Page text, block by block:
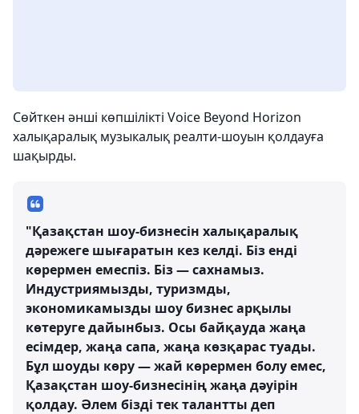
Сөйткен әнші көпшілікті Voice Beyond Horizon
халықаралық музыкалық реалти-шоуын қолдауға
шақырды.
"Қазақстан шоу-бизнесін халықаралық
дәрежеге шығаратын кез келді. Біз енді
көрермен емеспіз. Біз — сахнамыз.
Индустриямызды, туризмды,
экономикамызды шоу бизнес арқылы
көтеруге дайынбыз. Осы байқауда жаңа
есімдер, жаңа сапа, жаңа көзқарас туады.
Бұл шоуды көру — жай көрермен болу емес,
Қазақстан шоу-бизнесінің жаңа дәуірін
қолдау. Әлем бізді тек талантты деп